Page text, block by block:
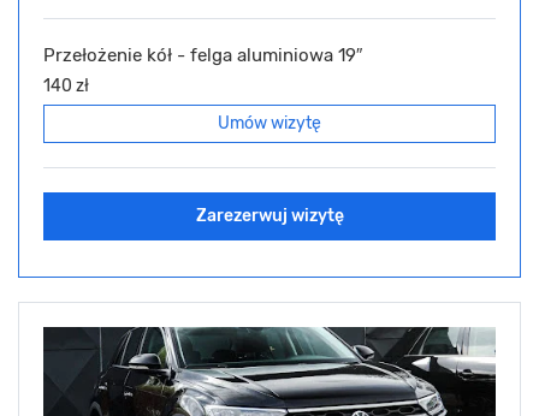
Przełożenie kół - felga aluminiowa 19″
140 zł
Umów wizytę
Zarezerwuj wizytę